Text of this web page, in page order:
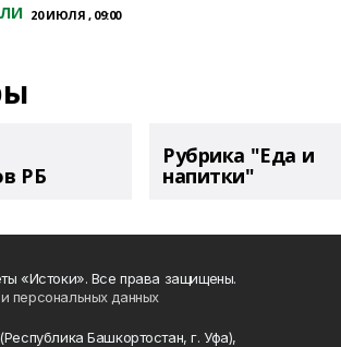
20 ИЮЛЯ , 09:00
РБ
Рубрика "Еда и
напитки"
«Истоки». Все права защищены.
персональных данных
Башкортостан, г. Уфа),